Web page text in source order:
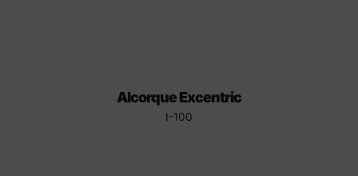
Alcorque Excentric
I-100